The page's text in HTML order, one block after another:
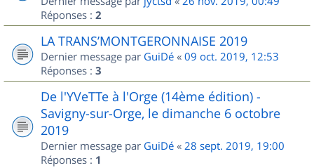
Réponses : 2
LA TRANS’MONTGERONNAISE 2019
Dernier message par GuiDé « 09 oct. 2019, 12:53
Réponses : 3
De l'YVeTTe à l'Orge (14ème édition) -
Savigny-sur-Orge, le dimanche 6 octobre
2019
Dernier message par GuiDé « 28 sept. 2019, 19:00
Réponses : 1